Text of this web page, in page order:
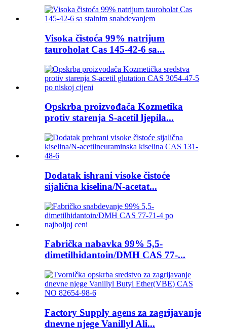
Visoka čistoća 99% natrijum
tauroholat Cas 145-42-6 sa...
Opskrba proizvođača Kozmetika
protiv starenja S-acetil ljepila...
Dodatak ishrani visoke čistoće
sijalična kiselina/N-acetat...
Fabrička nabavka 99% 5,5-
dimetilhidantoin/DMH CAS 77-...
Factory Supply agens za zagrijavanje
dnevne njege Vanillyl Ali...